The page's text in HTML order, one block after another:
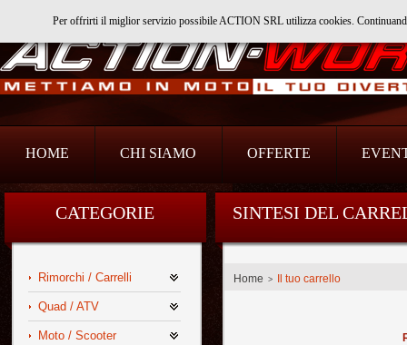
HOME CHI SIAMO OFFERTE
CATEGORIE
Rimorchi / Carrelli
Quad / ATV
Moto / Scooter
SINTESI DEL
Home > Il tuo carrello
Per offrirti il miglior servizio possibile ACTION SRL utilizza cookies.